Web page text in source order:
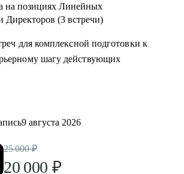
развитие бизнеса;
акционерам компаний;
отделов;
переходе на руководящие должности;
специалистам, в построение
на позициях Линейных
Директоров (3 встречи)
для комплексной подготовки к
шагу действующих
9 августа 2026
25 000 ₽
20 000 ₽